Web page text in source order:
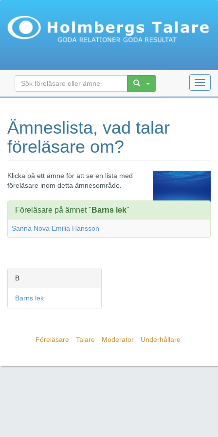
Ämneslista, vad talar
föreläsare om?
Klicka på ett ämne för att se en lista med
föreläsare inom detta ämnesområde.
Föreläsare på ämnet " Barns lek"
Sanna Nova Emilia Hansson
B
Barns lek
Föreläsare Talare Moderator Underhållare